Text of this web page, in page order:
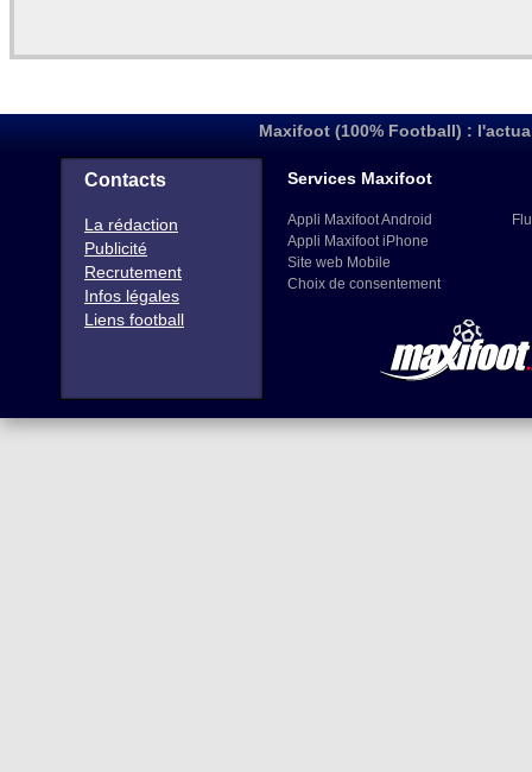
Maxifoot (100% Football) :
Contacts
La rédaction
Publicité
Recrutement
Infos légales
Liens football
Services Maxifoot
Appli Maxifoot Android
Appli Maxifoot iPhone
Site web Mobile
Choix de consentement